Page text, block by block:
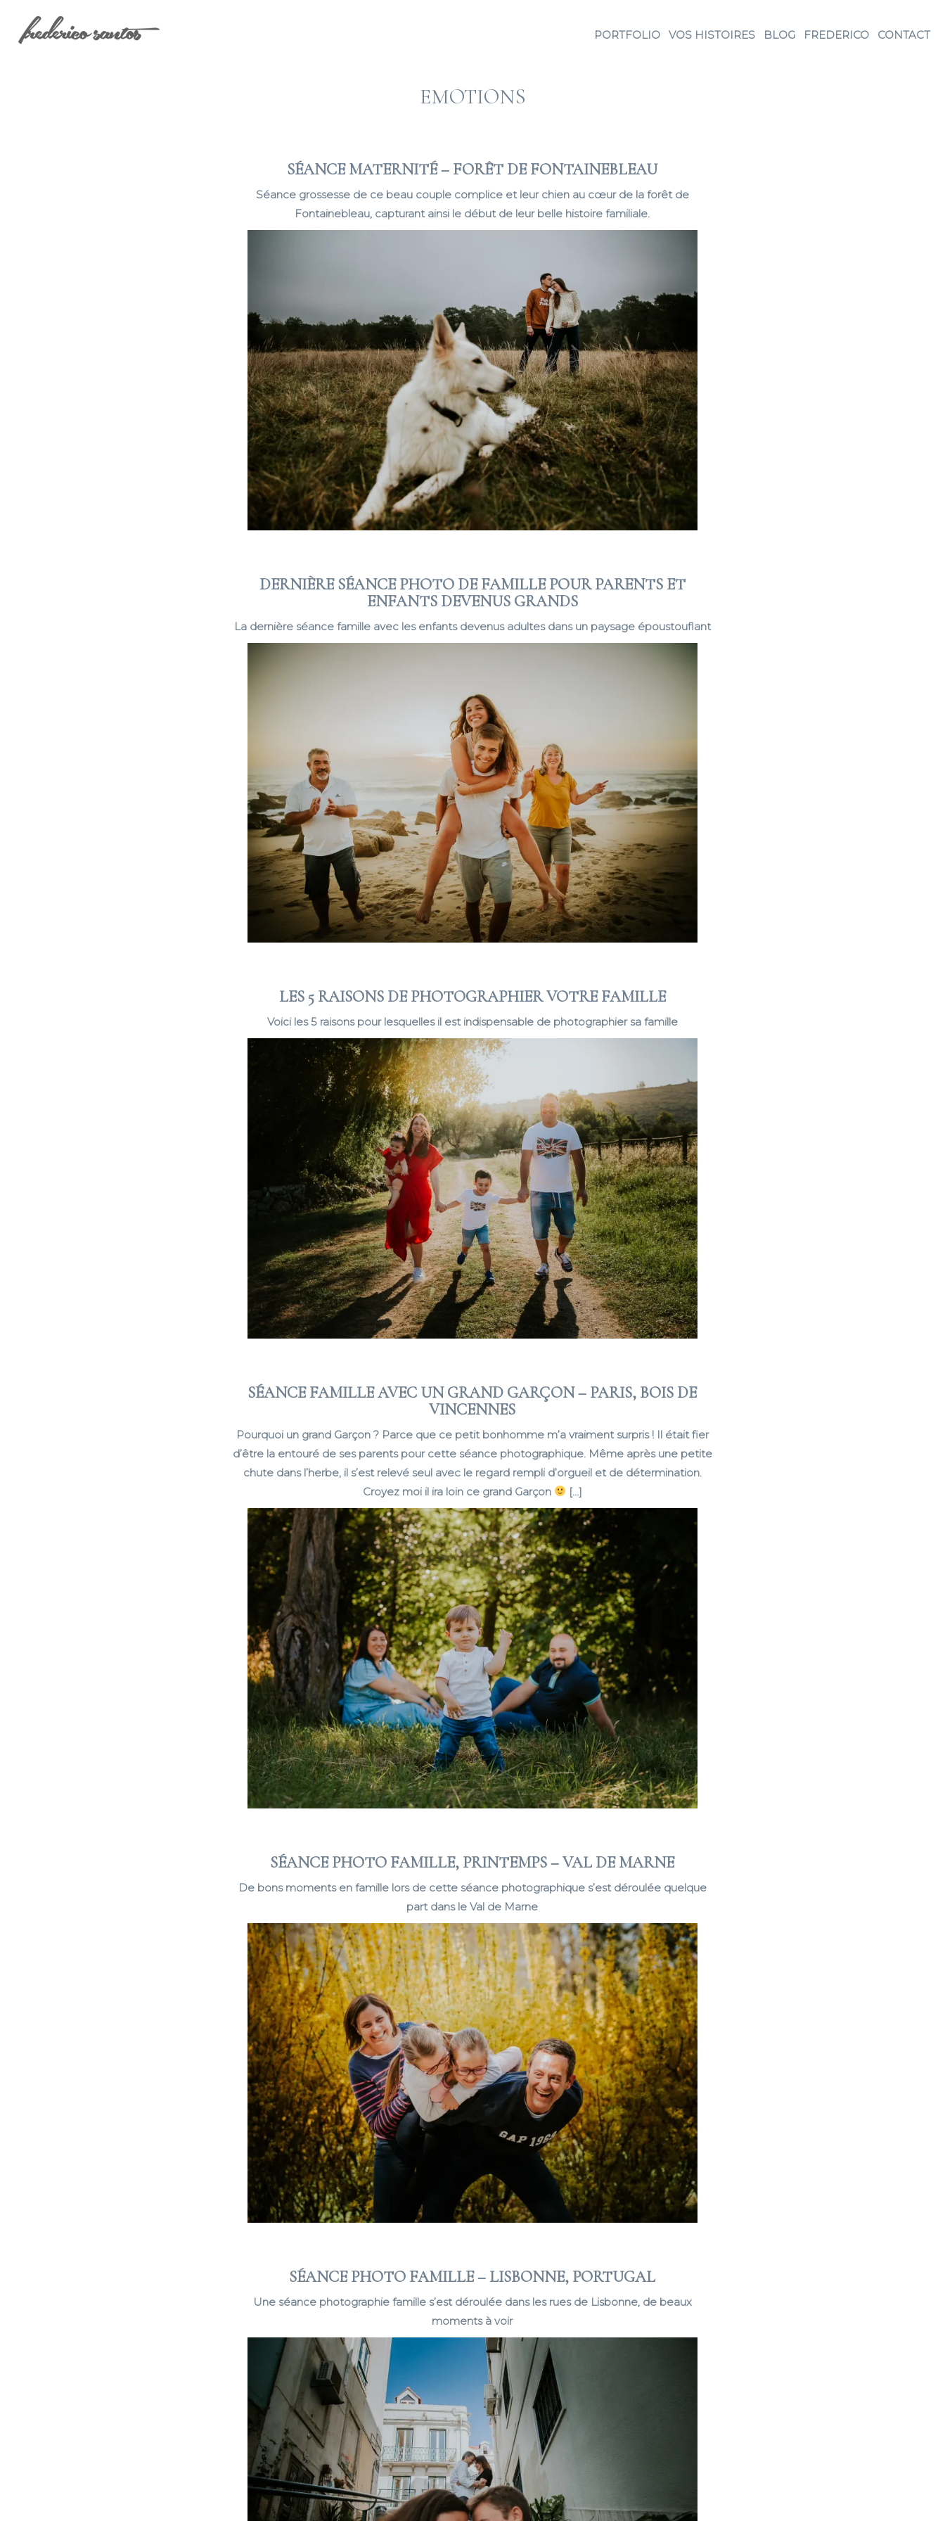
PORTFOLIO VOS HISTOIRES BLOG FREDERICO CONTACT
EMOTIONS
SÉANCE MATERNITÉ – FORÊT DE FONTAINEBLEAU
Séance grossesse de ce beau couple complice et leur chien au cœur de la forêt de
Fontainebleau, capturant ainsi le début de leur belle histoire familiale.
DERNIÈRE SÉANCE PHOTO DE FAMILLE POUR PARENTS ET
ENFANTS DEVENUS GRANDS
La dernière séance famille avec les enfants devenus adultes dans un paysage époustouflant
LES 5 RAISONS DE PHOTOGRAPHIER VOTRE FAMILLE
Voici les 5 raisons pour lesquelles il est indispensable de photographier sa famille
SÉANCE FAMILLE AVEC UN GRAND GARÇON – PARIS, BOIS DE
VINCENNES
Pourquoi un grand Garçon ? Parce que ce petit bonhomme m’a vraiment surpris ! Il était fier
d’être la entouré de ses parents pour cette séance photographique. Même après une petite
chute dans l’herbe, il s’est relevé seul avec le regard rempli d’orgueil et de détermination.
Croyez moi il ira loin ce grand Garçon
[…]
SÉANCE PHOTO FAMILLE, PRINTEMPS – VAL DE MARNE
De bons moments en famille lors de cette séance photographique s’est déroulée quelque
part dans le Val de Marne
SÉANCE PHOTO FAMILLE – LISBONNE, PORTUGAL
Une séance photographie famille s’est déroulée dans les rues de Lisbonne, de beaux
moments à voir